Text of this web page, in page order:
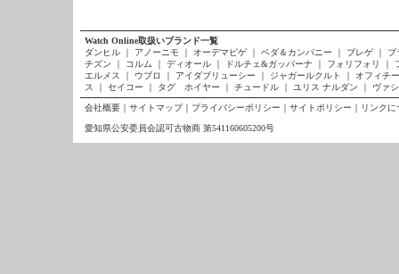
Watch Online取扱いブランド一覧
ダンヒル
｜ アノーニモ ｜ オーデマピゲ ｜ ベダ＆カンパニー ｜ ブレゲ ｜
ブ
チズン
｜ コルム ｜ ディオール ｜ ドルチェ&ガッバーナ ｜ フォリフォリ ｜
エルメス
｜ ウブロ ｜ アイダブリューシー ｜ ジャガールクルト ｜
オフィチ
ス
｜ セイコー ｜ タグ ホイヤー ｜ チュードル ｜ ユリス ナルダン ｜ ヴァ
会社概要 ｜ サイトマップ｜ プライバシーポリシー ｜ サイトポリシー ｜ リンクに
愛知県公安委員会認可古物商 第541160605200号